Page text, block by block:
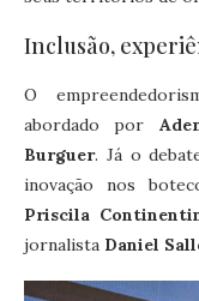
Inclusão,
O
abordado por
Burguer. Já o
inovação nos
Priscila
jornalista Daniel